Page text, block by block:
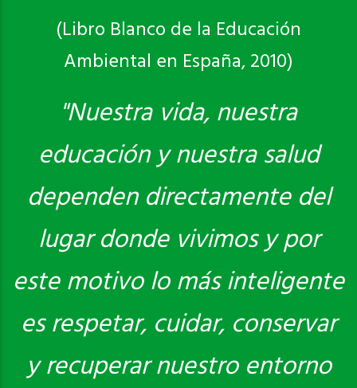
(Libro Blanco de la Educación
Ambiental en España, 2010)
"Nuestra vida, nuestra
educación y nuestra salud
dependen directamente del
lugar donde vivimos y por
este motivo lo más inteligente
es respetar, cuidar, conservar
y recuperar nuestro entorno